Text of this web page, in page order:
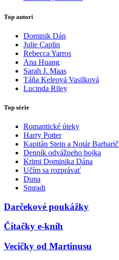
Top autori
Dominik Dán
Julie Caplin
Rebecca Yarros
Ana Huang
Sarah J. Maas
Táňa Keleová Vasilková
Lucinda Riley
Top série
Romantické úteky
Harry Potter
Kapitán Stein a Notár Barbarič
Denník odvážneho bojka
Krimi Dominika Dána
Učím sa rozprávať
Duna
Smradi
Darčekové poukážky
Čítačky e-kníh
Vecičky od Martinusu